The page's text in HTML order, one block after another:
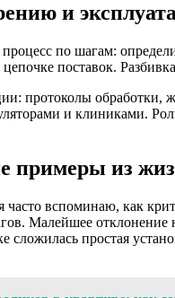
и
по шагам:
поставок.
протоколы
и клиниками.
примеры из
вспоминаю, как
Малейшее отклонение
простая